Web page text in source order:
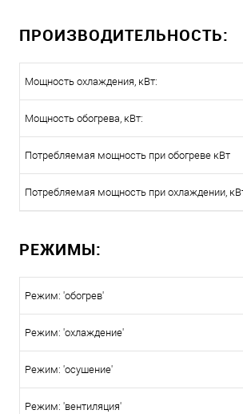
ПРОИЗВОДИТЕЛЬНОСТЬ:
Мощность охлаждения, кВт:
Мощность обогрева, кВт:
Потребляемая мощность при обогреве кВт
Потребляемая мощность при охлаждении,
РЕЖИМЫ:
Режим: 'обогрев'
Режим: 'охлаждение'
Режим: 'осушение'
Режим: 'вентиляция'